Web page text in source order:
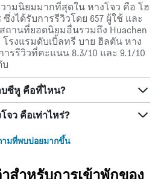
ามนิยมมากที่สุดใน หางโจว คือ โฮ
ซึ่งได้รับการรีวิวโดย 657 ผู้ใช้ และ
ถานที่ยอดนิยมอื่นรวมถึง Huachen
โรงแรมดับเบิ้ลทรี บาย ฮิลตัน หาง
รรีวิวที่คะแนน 8.3/10 และ 9.1/10
บ
บซีหู คือที่ไหน?
จว คือเท่าไหร่?
ามที่พบบ่อยมากขึ้น
ำหรับการเข้าพักของ